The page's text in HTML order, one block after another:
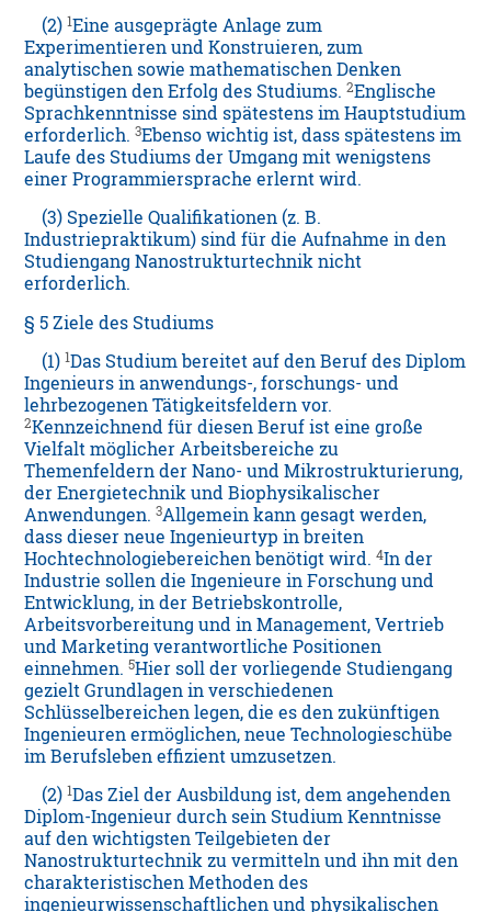
(2)1Eine ausgeprägte Anlage zum
Experimentieren und Konstruieren, zum
analytischen sowie mathematischen Denken
begünstigen den Erfolg des Studiums.2Englische
Sprachkenntnisse sind spätestens im Hauptstudium
erforderlich.3Ebenso wichtig ist, dass spätestens im
Laufe des Studiums der Umgang mit wenigstens
einer Programmiersprache erlernt wird.
(3) Spezielle Qualifikationen (z. B.
Industriepraktikum) sind für die Aufnahme in den
Studiengang Nanostrukturtechnik nicht
erforderlich.
§ 5 Ziele des Studiums
(1)1Das Studium bereitet auf den Beruf des Diplom
Ingenieurs in anwendungs-, forschungs- und
lehrbezogenen Tätigkeitsfeldern vor.
2Kennzeichnend für diesen Beruf ist eine große
Vielfalt möglicher Arbeitsbereiche zu
Themenfeldern der Nano- und Mikrostrukturierung,
der Energietechnik und Biophysikalischer
Anwendungen.3Allgemein kann gesagt werden,
dass dieser neue Ingenieurtyp in breiten
Hochtechnologiebereichen benötigt wird.4In der
Industrie sollen die Ingenieure in Forschung und
Entwicklung, in der Betriebskontrolle,
Arbeitsvorbereitung und in Management, Vertrieb
und Marketing verantwortliche Positionen
einnehmen.5Hier soll der vorliegende Studiengang
gezielt Grundlagen in verschiedenen
Schlüsselbereichen legen, die es den zukünftigen
Ingenieuren ermöglichen, neue Technologieschübe
im Berufsleben effizient umzusetzen.
(2)1Das Ziel der Ausbildung ist, dem angehenden
Diplom-Ingenieur durch sein Studium Kenntnisse
auf den wichtigsten Teilgebieten der
Nanostrukturtechnik zu vermitteln und ihn mit den
charakteristischen Methoden des
ingenieurwissenschaftlichen und physikalischen